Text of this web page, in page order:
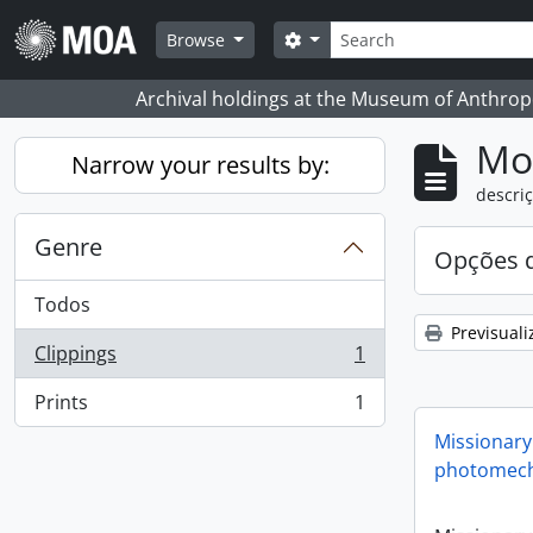
Skip to main content
Browse
Pesquisar
Search options
Archival holdings at the Museum of
Narrow your results by:
Genre
Todos
Clippings
, 1 resultados
1
Prints
, 1 resultados 1
Opções